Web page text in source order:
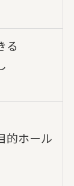
る
的ホール